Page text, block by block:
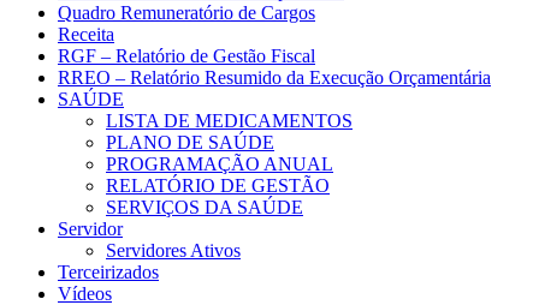
Quadro Remuneratório de Cargos
Receita
RGF – Relatório de Gestão Fiscal
RREO – Relatório Resumido da Execução Orçamentária
SAÚDE
LISTA DE MEDICAMENTOS
PLANO DE SAÚDE
PROGRAMAÇÃO ANUAL
RELATÓRIO DE GESTÃO
SERVIÇOS DA SAÚDE
Servidor
Servidores Ativos
Terceirizados
Vídeos